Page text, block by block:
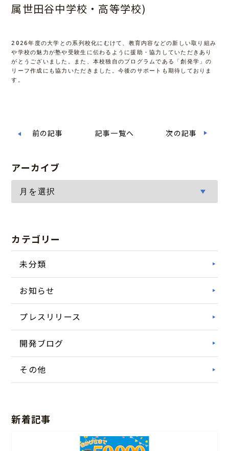
属世田谷中学校・高等学校)
2026年度の大学との系列校化にむけて、教育内容などの新しい取り組み
や学校の魅力が塾や受験生に伝わるように援助・協力していただきあり
がとうございました。また、本校独自のプログラムである「創発学」の
リーフ作成にも協力いただきました。今後のサポートも期待しておりま
す。
前の記事 記事一覧へ 次の記事
アーカイブ
カテゴリー
未分類
お知らせ
プレスリリース
開発ブログ
その他
新着記事